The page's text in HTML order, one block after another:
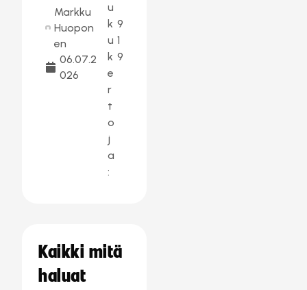
Markku
Huopon
en
06.07.2
026
u
k
u
k
e
r
t
o
j
a
:
9
1
9
Kaikki mitä
haluat